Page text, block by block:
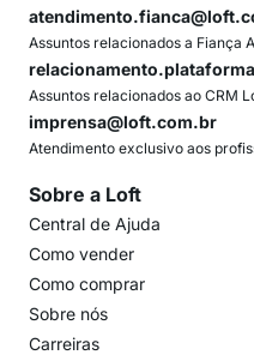
Assuntos relacionados a Fiança
Assuntos relacionados ao CRM
imprensa@loft.com.br
Atendimento exclusivo aos
Sobre a Loft
Central de Ajuda
Como vender
Como comprar
Sobre nós
Carreiras